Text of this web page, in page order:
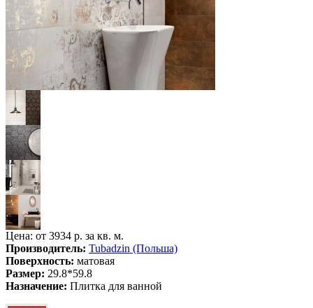
Цена: от 3934 р. за кв. м.
Производитель: Tubadzin (Польша)
Поверхность: матовая
Размер: 29.8*59.8
Назначение: Плитка для ванной